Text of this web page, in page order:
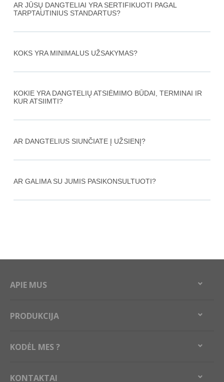
AR JŪSŲ DANGTELIAI YRA SERTIFIKUOTI PAGAL
TARPTAUTINIUS STANDARTUS?
KOKS YRA MINIMALUS UŽSAKYMAS?
KOKIE YRA DANGTELIŲ ATSIĖMIMO BŪDAI, TERMINAI IR
KUR ATSIIMTI?
AR DANGTELIUS SIUNČIATE Į UŽSIENĮ?
AR GALIMA SU JUMIS PASIKONSULTUOTI?
APIE MUS
PRODUKCIJA
KODĖL MES ?
KONTAKTAI